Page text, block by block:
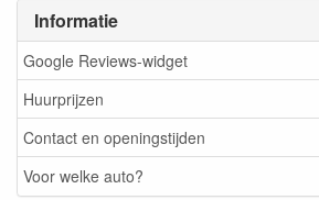
Informatie
Google Reviews-widget
Huurprijzen
Contact en openingstijden
Voor welke auto?